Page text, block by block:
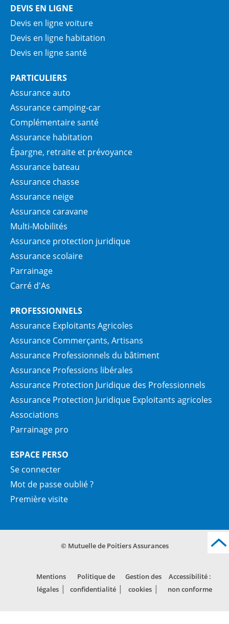
DEVIS EN LIGNE
Devis en ligne voiture
Devis en ligne habitation
Devis en ligne santé
PARTICULIERS
Assurance auto
Assurance camping-car
Complémentaire santé
Assurance habitation
Épargne, retraite et prévoyance
Assurance bateau
Assurance chasse
Assurance neige
Assurance caravane
Multi-Mobilités
Assurance protection juridique
Assurance scolaire
Parrainage
Carré d'As
PROFESSIONNELS
Assurance Exploitants Agricoles
Assurance Commerçants, Artisans
Assurance Professionnels du bâtiment
Assurance Professions libérales
Assurance Protection Juridique des Professionnels
Assurance Protection Juridique Exploitants agricoles
Associations
Parrainage pro
ESPACE PERSO
Se connecter
Mot de passe oublié ?
Première visite
© Mutuelle de Poitiers Assurances
Mentions
légales
Politique de
confidentialité
Gestion des
cookies
Accessibilité :
non conforme